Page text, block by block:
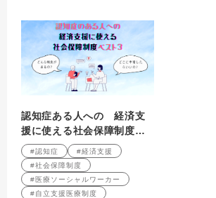
認知症ある人への 経済支
援に使える社会保障制度ベ
スト３
#認知症
#経済支援
#社会保障制度
#医療ソーシャルワーカー
#自立支援医療制度